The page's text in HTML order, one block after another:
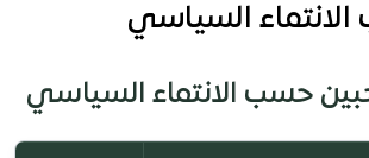
الانتماء السياسي
حسب الانتماء السياسي